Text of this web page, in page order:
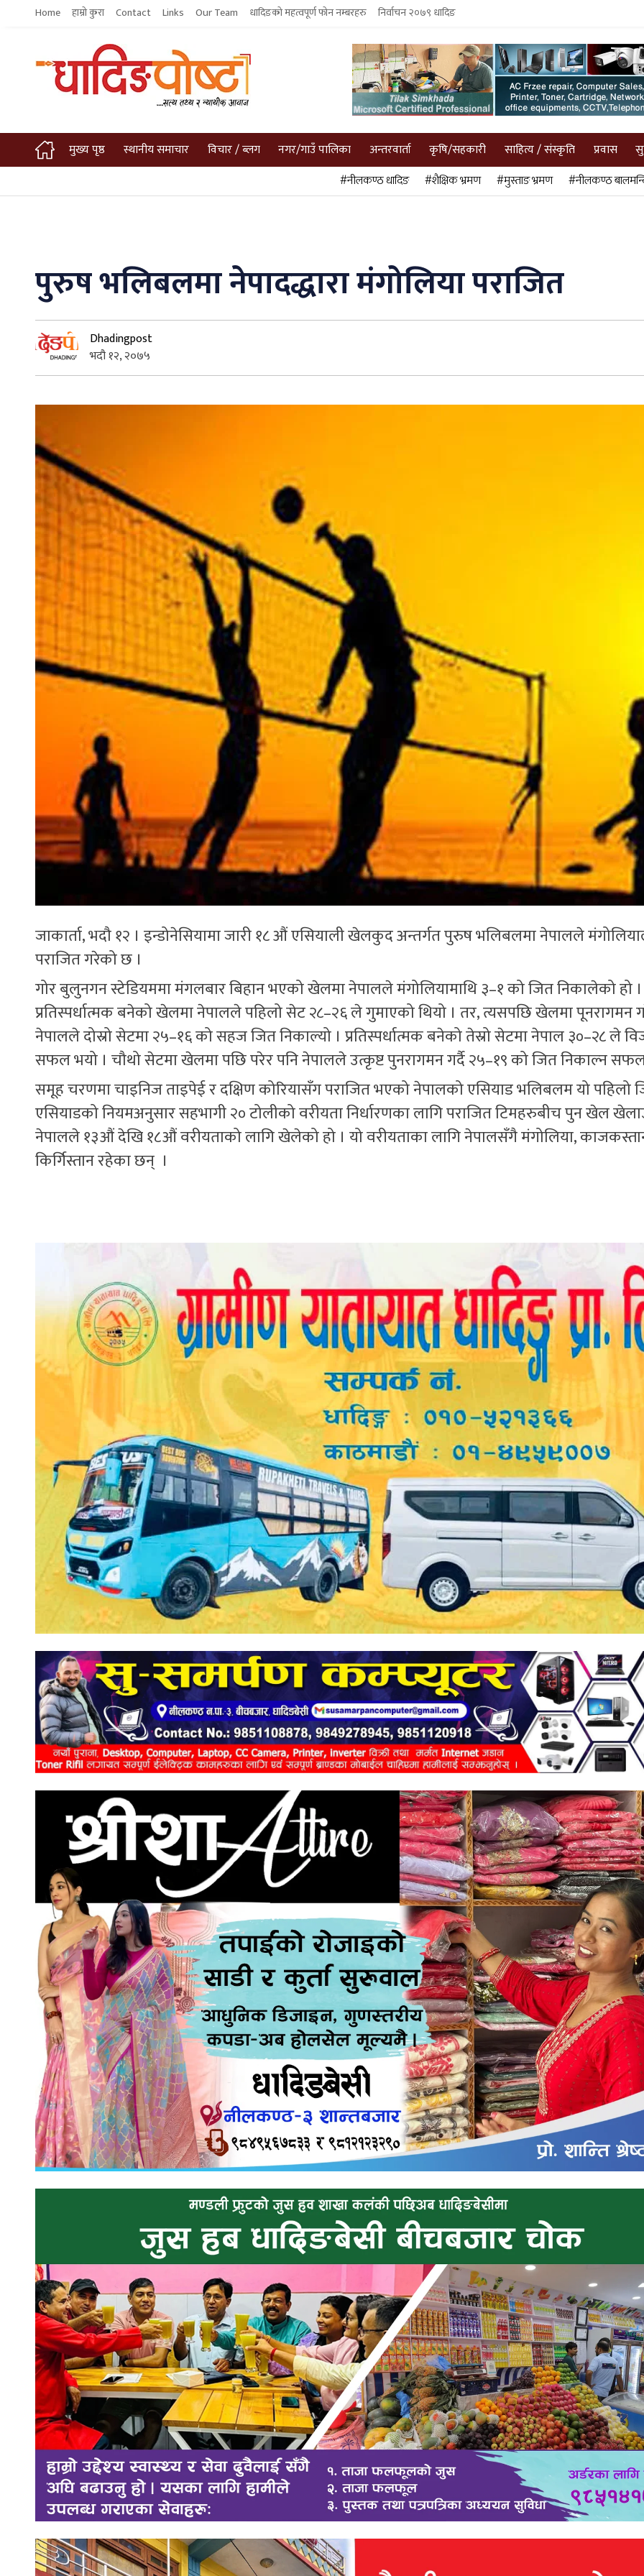
Home हाम्रो कुरा Contact Links Our Team धादिङको महत्वपूर्ण फोन नम्बरहरु निर्वाचन २०७९ धादिङ
मुख्य पृष्ठ स्थानीय समाचार विचार / ब्लग नगर/गाउँ पालिका अन्तरवार्ता कृषि/सहकारी साहित्य / संस्कृति प्रवास
#नीलकण्ठ धादिङ
#शैक्षिक भ्रमण #मुस्ताङ भ्रमण #नीलकण्ठ
पुरुष भलिबलमा नेपादद्धारा मंगोलिया पराजित
Dhadingpost
भदौ १२, २०७५
जाकार्ता, भदौ १२ । इन्डोनेसियामा जारी १८ औं एसियाली खेलकुद अन्तर्गत पुरुष भलिबलमा नेपालले
पराजित गरेको छ ।
गोर बुलुनगन स्टेडियममा मंगलबार बिहान भएको खेलमा नेपालले मंगोलियामाथि ३–१ को जित निकालेको हो
प्रतिस्पर्धात्मक बनेको खेलमा नेपालले पहिलो सेट २८–२६ ले गुमाएको थियो । तर, त्यसपछि खेलमा पूनरागमन
नेपालले दोस्रो सेटमा २५–१६ को सहज जित निकाल्यो । प्रतिस्पर्धात्मक बनेको तेस्रो सेटमा नेपाल ३०–२८ ले
सफल भयो । चौथो सेटमा खेलमा पछि परेर पनि नेपालले उत्कृष्ट पुनरागमन गर्दै २५–१९ को जित निकाल्न
समूह चरणमा चाइनिज ताइपेई र दक्षिण कोरियासँग पराजित भएको नेपालको एसियाड भलिबलम यो पहिलो
एसियाडको नियमअनुसार सहभागी २० टोलीको वरीयता निर्धारणका लागि पराजित टिमहरुबीच पुन खेल
नेपालले १३औं देखि १८औं वरीयताको लागि खेलेको हो । यो वरीयताका लागि नेपालसँगै मंगोलिया,
किर्गिस्तान रहेका छन् ।